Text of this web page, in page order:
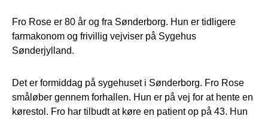
Fro Rose er 80 år og fra Sønderborg. Hun er tidligere
farmakonom og frivillig vejviser på Sygehus
Sønderjylland.
Det er formiddag på sygehuset i Sønderborg. Fro Rose
småløber gennem forhallen. Hun er på vej for at hente en
kørestol. Fro har tilbudt at køre en patient op på 43. Hun